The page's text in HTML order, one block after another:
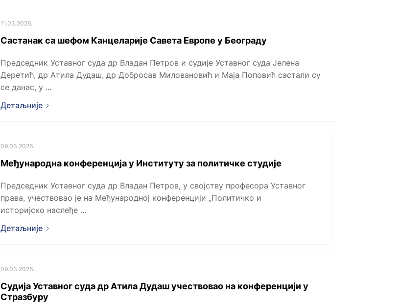
11.03.2026.
Састанак са шефом Канцеларије Савета Европе у Београду
Председник Уставног суда др Владан Петров и судије Уставног суда Јелена
Деретић, др Атила Дудаш, др Добросав Миловановић и Маја Поповић састали су
се данас, у ...
Детаљније
09.03.2026.
Међународна конференција у Институту за политичке студије
Председник Уставног суда др Владан Петров, у својству професора Уставног
права, учествовао је на Међународној конференцији „Политичко и
историјско наслеђе ...
Детаљније
09.03.2026.
Судија Уставног суда др Атила Дудаш учествовао на конференцији у
Стразбуру